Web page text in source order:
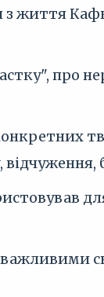
життя
про
для